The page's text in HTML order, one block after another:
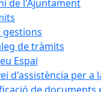
de l'Ajuntament
gestions
de tràmits
Espai
d'assistència per